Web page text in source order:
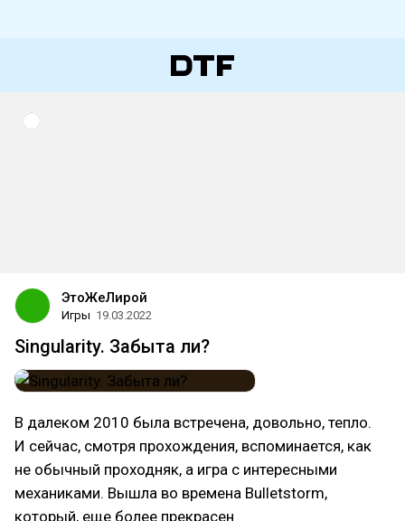
ЭтоЖеЛирой
Игры 19.03.2022
Singularity. Забыта ли?
В далеком 2010 была встречена, довольно, тепло.
И сейчас, смотря прохождения, вспоминается, как
не обычный проходняк, а игра с интересными
механиками. Вышла во времена Bulletstorm,
который, еще более прекрасен